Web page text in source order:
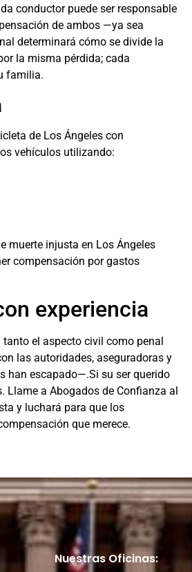
conductor puede ser responsable
de ambos —ya sea
determinará cómo se divide la
la misma pérdida; cada
familia.
de Los Ángeles con
vehículos utilizando:
muerte injusta en Los Ángeles
compensación por gastos
experiencia
el aspecto civil como penal
las autoridades, aseguradoras y
han escapado—.Si su ser querido
a Abogados de Confianza al
y luchará para que los
que merece.
Nuestras Oficinas: